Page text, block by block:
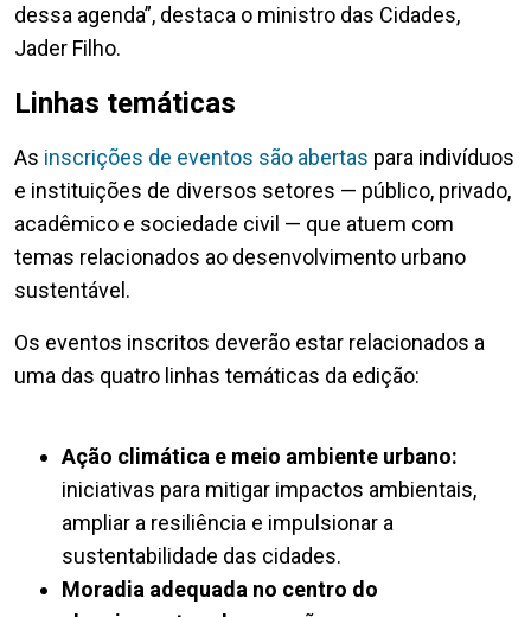
dessa agenda”, destaca o ministro das Cidades,
Jader Filho.
Linhas temáticas
As inscrições de eventos são abertas para indivíduos
e instituições de diversos setores — público, privado,
acadêmico e sociedade civil — que atuem com
temas relacionados ao desenvolvimento urbano
sustentável.
Os eventos inscritos deverão estar relacionados a
uma das quatro linhas temáticas da edição:
Ação climática e meio ambiente urbano:
iniciativas para mitigar impactos ambientais,
ampliar a resiliência e impulsionar a
sustentabilidade das cidades.
Moradia adequada no centro do